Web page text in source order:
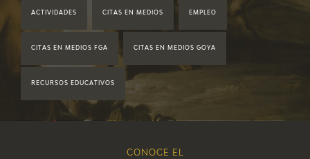
2017
ACTIVIDADES CITAS EN MEDIOS EMPLEO
CITAS EN MEDIOS FGA CITAS EN MEDIOS GOYA
RECURSOS EDUCATIVOS
CONOCE EL